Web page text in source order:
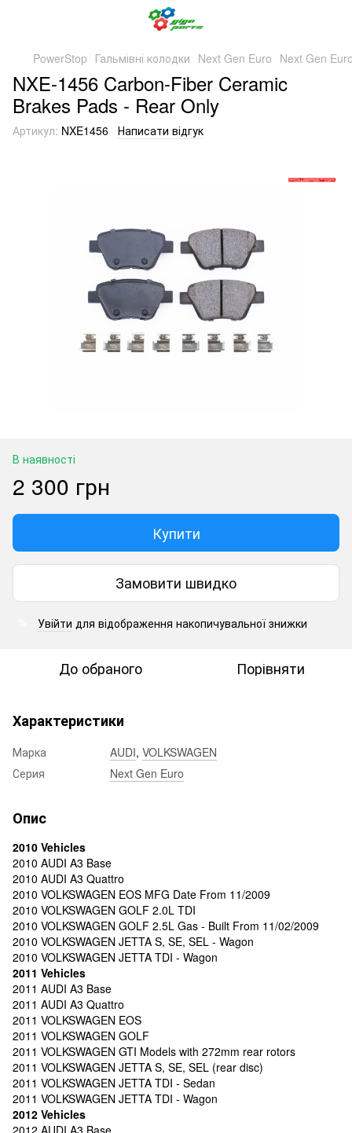
PowerStop Гальмівні колодки Next Gen Euro Next Gen
NXE-1456 Carbon-Fiber Ceramic
Brakes Pads - Rear Only
Артикул: NXE1456 Написати відгук
В наявності
2 300 грн
Купити
Замовити швидко
Увійти для відображення накопичувальної знижки
До обраного Порівняти
Характеристики
Марка AUDI, VOLKSWAGEN
Серия
Next Gen Euro
Опис
2010 Vehicles
2010 AUDI A3 Base
2010 AUDI A3 Quattro
2010 VOLKSWAGEN EOS MFG Date From 11/2009
2010 VOLKSWAGEN GOLF 2.0L TDI
2010 VOLKSWAGEN GOLF 2.5L Gas - Built From 11/02/2009
2010 VOLKSWAGEN JETTA S, SE, SEL - Wagon
2010 VOLKSWAGEN JETTA TDI - Wagon
2011 Vehicles
2011 AUDI A3 Base
2011 AUDI A3 Quattro
2011 VOLKSWAGEN EOS
2011 VOLKSWAGEN GOLF
2011 VOLKSWAGEN GTI Models with 272mm rear rotors
2011 VOLKSWAGEN JETTA S, SE, SEL (rear disc)
2011 VOLKSWAGEN JETTA TDI - Sedan
2011 VOLKSWAGEN JETTA TDI - Wagon
2012 Vehicles
2012 AUDI A3 Base